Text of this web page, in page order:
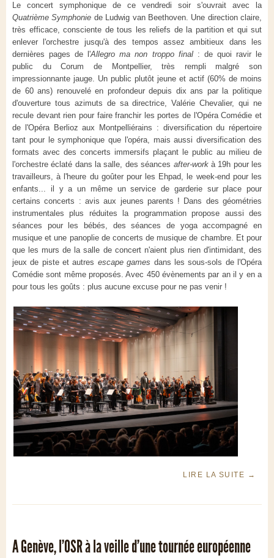
Le concert symphonique de ce vendredi soir s'ouvrait avec la
Quatrième Symphonie de Ludwig van Beethoven. Une direction claire,
très efficace, consciente de tous les reliefs de la partition et qui sut
enlever l'orchestre jusqu'à des tempos assez ambitieux dans les
dernières pages de l'Allegro ma non troppo final: de quoi ravir le
public du Corum de Montpellier, très rempli malgré son
impressionnante jauge. Un public plutôt jeune et actif (60% de moins
de 60 ans) renouvelé en profondeur depuis dix ans par la politique
d'ouverture tous azimuts de sa directrice, Valérie Chevalier, qui ne
recule devant rien pour faire franchir les portes de l'Opéra Comédie et
de l'Opéra Berlioz aux Montpelliérains : diversification du répertoire
tant pour le symphonique que l'opéra, mais aussi diversification des
formats avec des concerts immersifs plaçant le public au milieu de
l'orchestre éclaté dans la salle, des séances after-workà 19h pour les
travailleurs, à l'heure du goûter pour les Ehpad, le week-end pour les
enfants... il y a un même un service de garderie sur place pour
certains concerts : avis aux jeunes parents ! Dans des géométries
instrumentales plus réduites la programmation propose aussi des
séances pour les bébés, des séances de yoga accompagné en
musique et une panoplie de concerts de musique de chambre. Et pour
que les murs de la salle de concert n'aient plus rien d'intimidant, des
jeux de piste et autres escape games dans les sous-sols de l'Opéra
Comédie sont même proposés. Avec 450 évènements par an il y en a
pour tous les goûts : plus aucune excuse pour ne pas venir !
LIRE LA SUITE →
A Genève, l'OSR à la veille d'une tournée européenne